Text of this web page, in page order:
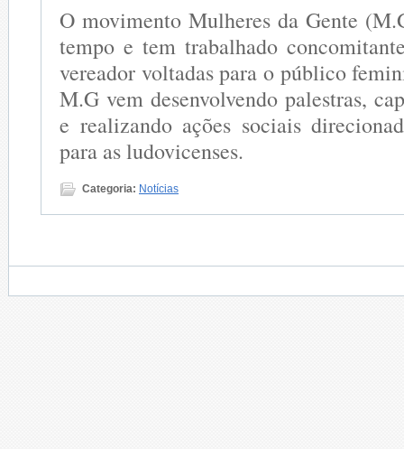
O movimento Mulheres da Gente
tempo e tem trabalhado
vereador voltadas para o público
M.G vem desenvolvendo palestras,
e realizando ações sociais
para as ludovicenses.
Categoria: Notícias